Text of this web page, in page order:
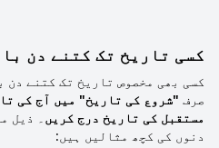
کسی تاریخ تک کتنے دن
کسی بھی مخصوص تاریخ تک کتنے دن
صرف "شروع کی تاریخ" میں آج کی
مستقبل کی تاریخ درج کریں ۔ ذیل
دنوں کی کچھ مثالیں ہیں: